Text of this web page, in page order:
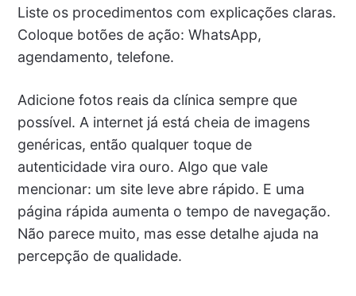
Liste os procedimentos com explicações claras.
Coloque botões de ação: WhatsApp,
agendamento, telefone.
Adicione fotos reais da clínica sempre que
possível. A internet já está cheia de imagens
genéricas, então qualquer toque de
autenticidade vira ouro. Algo que vale
mencionar: um site leve abre rápido. E uma
página rápida aumenta o tempo de navegação.
Não parece muito, mas esse detalhe ajuda na
percepção de qualidade.